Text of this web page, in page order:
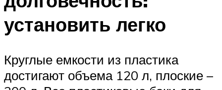
установить легко
Круглые емкости из пластика
достигают объема 120 л, плоские –